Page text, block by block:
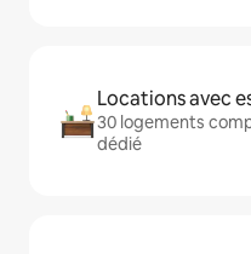
Locations avec
30 logements
dédié